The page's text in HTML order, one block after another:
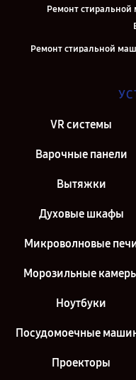
Ремонт стиральной
Ремонт стиральной
Ремонт стиральной
VR системы
Варочные панели
Вытяжки
Духовые шкафы
Микроволновые
Морозильные
Ноутбуки
Посудомоечные
Проекторы